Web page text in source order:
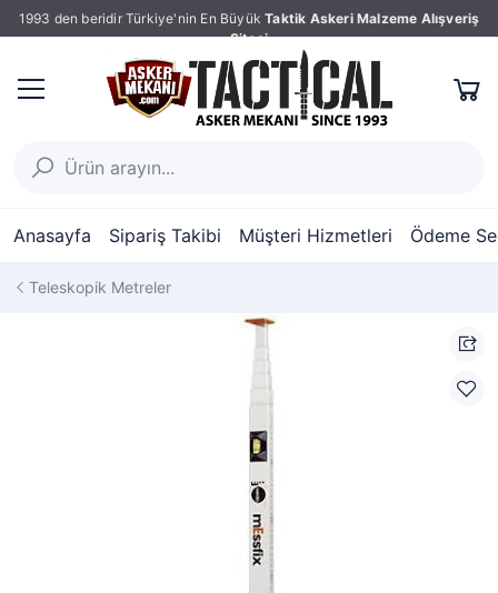
1993 den beridir Türkiye'nin En Büyük Taktik Askeri Malzeme Alışveriş
Sitesi
Anasayfa Sipariş Takibi Müşteri Hizmetleri Ödeme
Teleskopik Metreler